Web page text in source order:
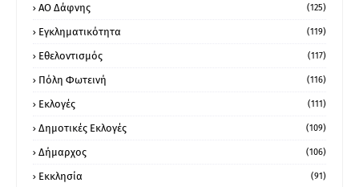
ΑΟ Δάφνης (125)
Εγκληματικότητα (119)
Εθελοντισμός (117)
Πόλη Φωτεινή (116)
Εκλογές (111)
Δημοτικές Εκλογές (109)
Δήμαρχος (106)
Εκκλησία (91)